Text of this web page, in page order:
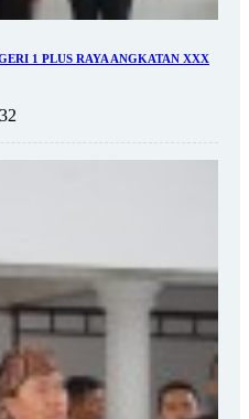
1 PLUS RAYA ANGKATAN XXX